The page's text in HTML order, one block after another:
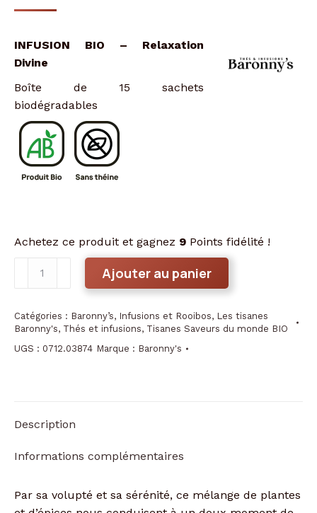
INFUSION BIO – Relaxation
Divine
Boîte de 15 sachets
biodégradables
Achetez ce produit et gagnez 9 Points fidélité !
BIO
-
Relaxation
Ajouter au panier
Catégories : Baronny’s, Infusions et Rooibos, Les tisanes
Baronny's, Thés et infusions, Tisanes Saveurs du monde BIO
UGS : 0712.03874 Marque : Baronny's
Description
Informations complémentaires
Par sa volupté et sa sérénité, ce mélange de plantes